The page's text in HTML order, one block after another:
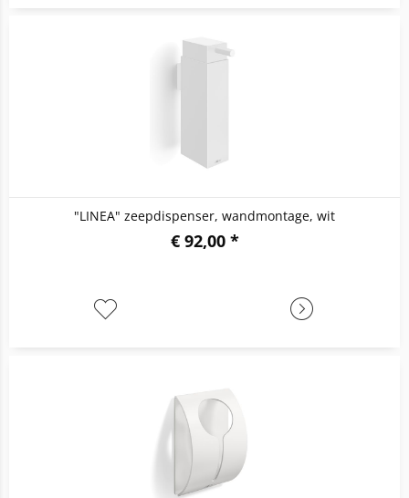
"LINEA" zeepdispenser, wandmontage, wit
€ 92,00 *